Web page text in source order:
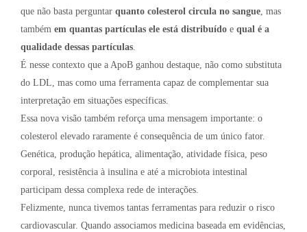
que não basta perguntar quanto colesterol circula no sangue , mas
também em quantas partículas ele está distribuído e qual é a
qualidade dessas partículas
É nesse contexto que a ApoB ganhou destaque, não como substituta
do LDL, mas como uma ferramenta capaz de complementar sua
interpretação em situações específicas.
Essa nova visão também reforça uma mensagem importante: o
colesterol elevado raramente é consequência de um único fator.
Genética, produção hepática, alimentação, atividade física, peso
corporal, resistência à insulina e até a microbiota intestinal
participam dessa complexa rede de interações.
Felizmente, nunca tivemos tantas ferramentas para reduzir o risco
cardiovascular. Quando associamos medicina baseada em evidências,